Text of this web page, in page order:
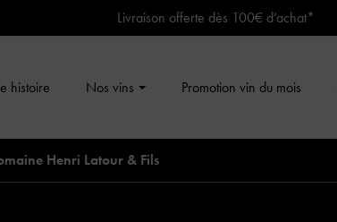
Livraison offerte dès 100€ d’achat*
histoire Nos vins Promotion vin du mois
Henri Latour & Fils